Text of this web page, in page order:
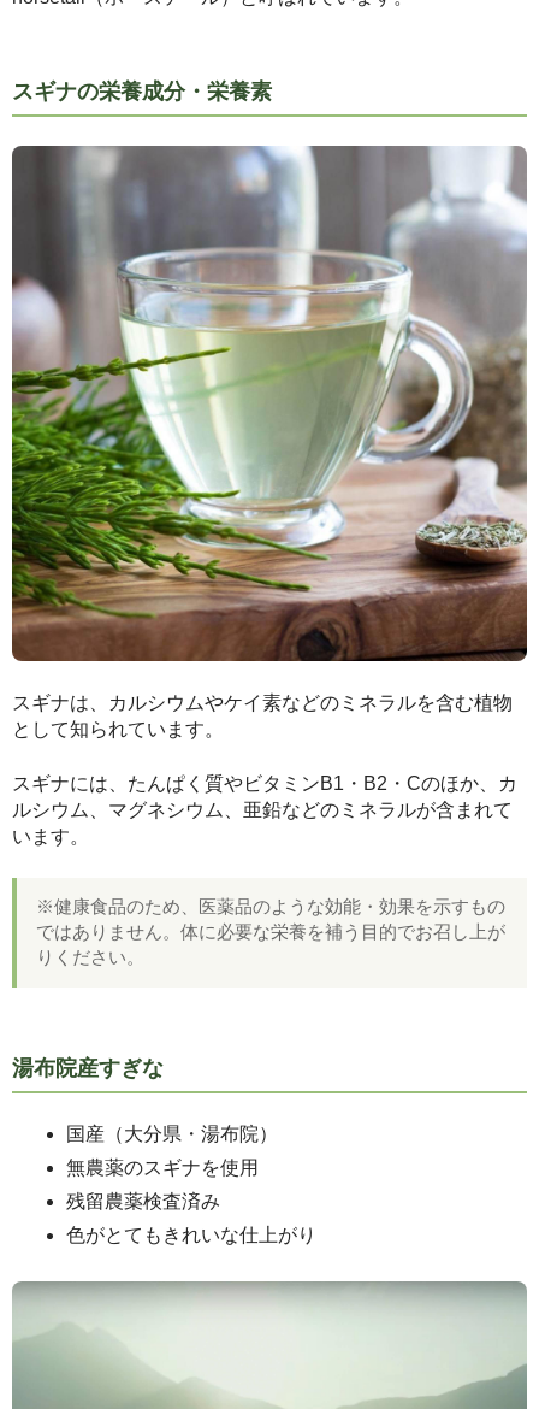
スギナの栄養成分・栄養素
スギナは、カルシウムやケイ素などのミネラルを含む植物
として知られています。
スギナには、たんぱく質やビタミンB1・B2・Cのほか、カ
ルシウム、マグネシウム、亜鉛などのミネラルが含まれて
います。
※健康食品のため、医薬品のような効能・効果を示すもの
ではありません。体に必要な栄養を補う目的でお召し上が
りください。
湯布院産すぎな
国産（大分県・湯布院）
無農薬のスギナを使用
残留農薬検査済み
色がとてもきれいな仕上がり